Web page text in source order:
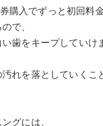
購入でずっと初回料
で、
歯をキープしていけ
れを落としていく
グには、